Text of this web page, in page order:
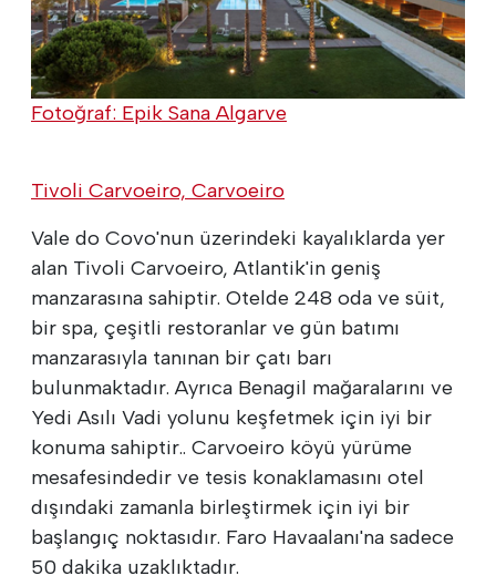
Fotoğraf: Epik Sana Algarve
Tivoli Carvoeiro, Carvoeiro
Vale do Covo'nun üzerindeki kayalıklarda yer
alan Tivoli Carvoeiro, Atlantik'in geniş
manzarasına sahiptir. Otelde 248 oda ve süit,
bir spa, çeşitli restoranlar ve gün batımı
manzarasıyla tanınan bir çatı barı
bulunmaktadır. Ayrıca Benagil mağaralarını ve
Yedi Asılı Vadi yolunu keşfetmek için iyi bir
konuma sahiptir.. Carvoeiro köyü yürüme
mesafesindedir ve tesis konaklamasını otel
dışındaki zamanla birleştirmek için iyi bir
başlangıç noktasıdır. Faro Havaalanı'na sadece
50 dakika uzaklıktadır.